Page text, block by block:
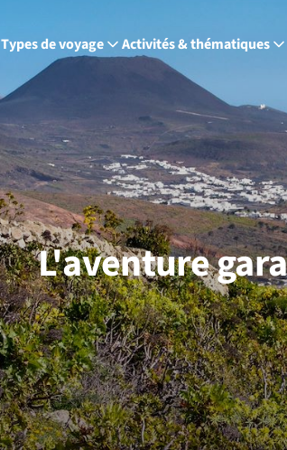
Types de voyage Activités & thématiques
L'aventure